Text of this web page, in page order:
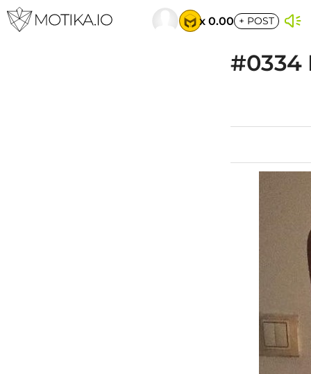
x 0.00 + POST
#0334